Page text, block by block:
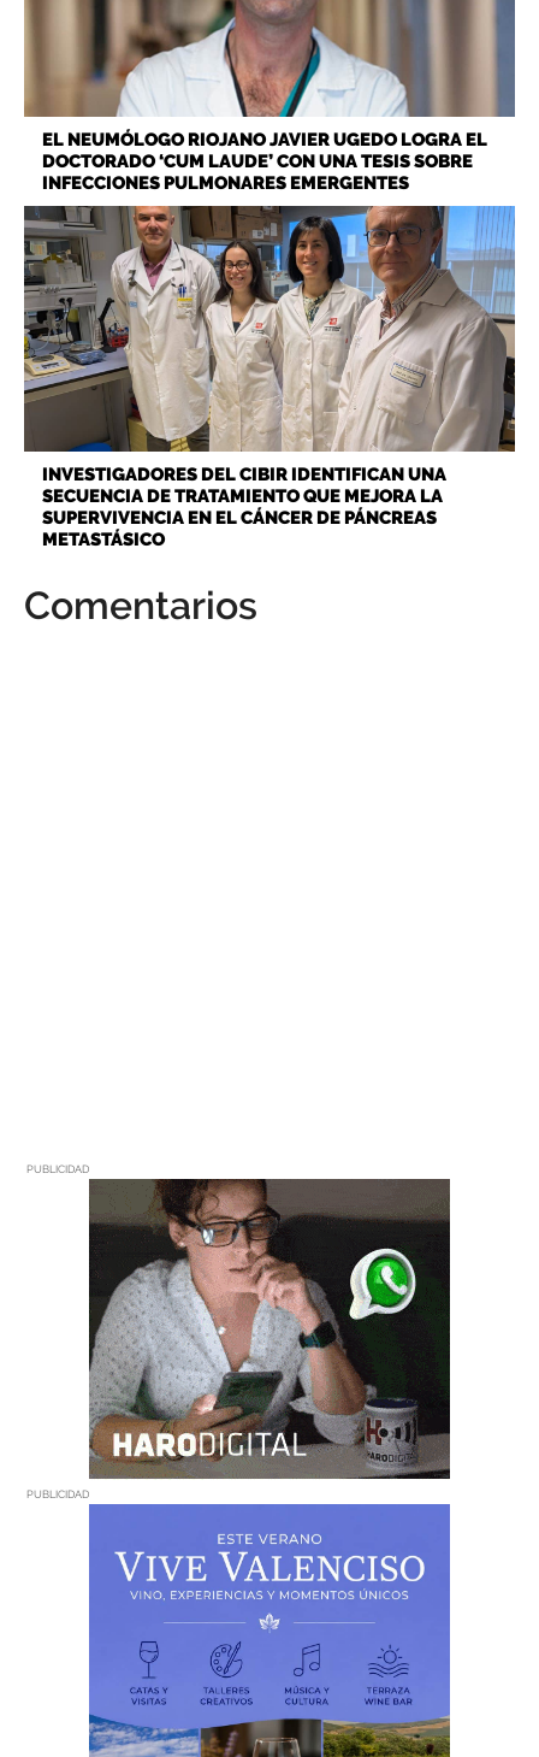
EL NEUMÓLOGO RIOJANO JAVIER UGEDO LOGRA EL
DOCTORADO ‘CUM LAUDE’ CON UNA TESIS SOBRE
INFECCIONES PULMONARES EMERGENTES
INVESTIGADORES DEL CIBIR IDENTIFICAN UNA
SECUENCIA DE TRATAMIENTO QUE MEJORA LA
SUPERVIVENCIA EN EL CÁNCER DE PÁNCREAS
METASTÁSICO
Comentarios
PUBLICIDAD
PUBLICIDAD